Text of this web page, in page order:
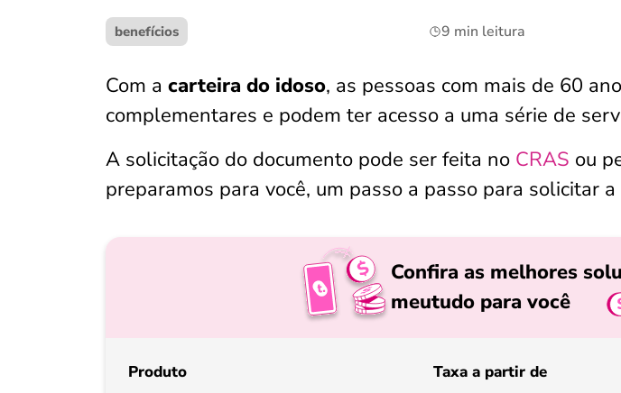
benefícios 9 min leitura
Com a carteira do idoso, as pessoas com mais de 60
complementares e podem ter acesso a uma série de
A solicitação do documento pode ser feita no CRAS ou
preparamos para você, um passo a passo para solicitar
Confira as melhores
meutudo para você
Produto Taxa a partir de